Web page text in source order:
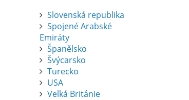
Slovenská republika
Spojené Arabské
Emiráty
Španělsko
Švýcarsko
Turecko
USA
Velká Británie